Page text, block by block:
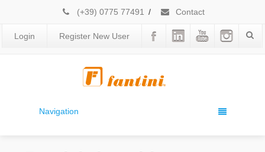
(+39) 0775 77491 / Contact
Login Register New User
Navigation